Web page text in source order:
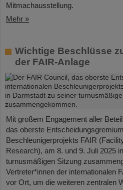
Mitmachausstellung.
Mehr »
Wichtige Beschlüsse
der FAIR-Anlage
Mit großem Engagement aller
das oberste
Beschleunigerprojekts FAIR
Research), am 8. und 9. Juli 2025
turnusmäßigen Sitzung
Vertreter*innen der internationalen
vor Ort, um die weiteren zentralen